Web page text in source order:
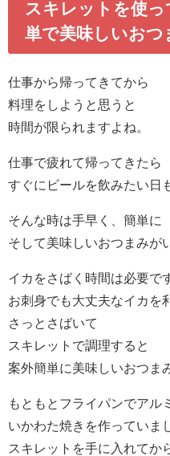
スキレットを使
単で美味しいおつ
仕事から帰ってきてから
料理をしようと思うと
時間が限られますよね。
仕事で疲れて帰ってきたら
すぐにビールを飲みたい日
そんな時は手早く、簡単に
そして美味しいおつまみが
イカをさばく時間は必要で
お刺身でも大丈夫なイカを
さっとさばいて
スキレットで調理すると
案外簡単に美味しいおつま
もともとフライパンでアル
いかわた焼きを作っていま
スキレットを手に入れてか